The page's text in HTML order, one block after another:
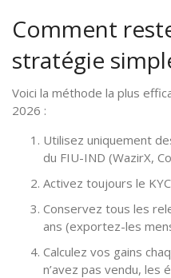
Comment
stratégie
Voici la méthode la plus
2026 :
Utilisez uniquement
du FIU-IND (WazirX,
Activez toujours le
Conservez tous les
ans (exportez-les
Calculez vos gains
n’avez pas vendu, les